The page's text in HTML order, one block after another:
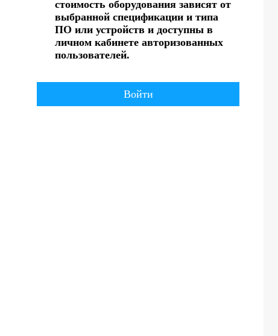
стоимость оборудования зависят от
выбранной спецификации и типа
ПО или устройств и доступны в
личном кабинете авторизованных
пользователей.
Войти